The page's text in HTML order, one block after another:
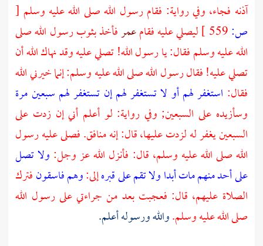
آذنه فجاء، وفي رواية: فقام رسول الله صلى الله عليه وسلم [
ص:
ليصلي عليه فقامعمرفأخذ بثوب رسول الله صلى
الله عليه وسلم فقال: يا رسول الله! تصلي عليه وقد نهاك الله أن
تصلي عليه! فقال رسول الله صلى الله عليه وسلم: إنما خيرني الله
فقال: استغفر لهم أو لا تستغفر لهم إن تستغفر لهم سبعين مرة
وسأزيده على السبعين; وفي رواية: لو أعلم أني إن زدت على
السبعين يغفر له لزدت عليها، قال: إنه منافق. فصلى عليه رسول
الله صلى الله عليه وسلم، قال: فأنزل الله عز وجل: ولا تصل
على أحد منهم مات أبدا ولا تقم على قبرهإلى:وهم فاسقونفترك
الصلاة عليهم، قال: فعجبت بعد من جراءتي على رسول الله
صلى الله عليه وسلم.والله ورسوله أعلم.